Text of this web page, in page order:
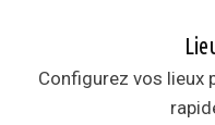
Configurez vos lieux